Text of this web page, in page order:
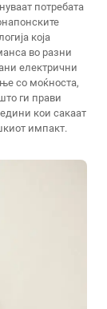
потребата
која
во разни
електрични
со моќноста,
ги прави
кои сакаат
импакт.